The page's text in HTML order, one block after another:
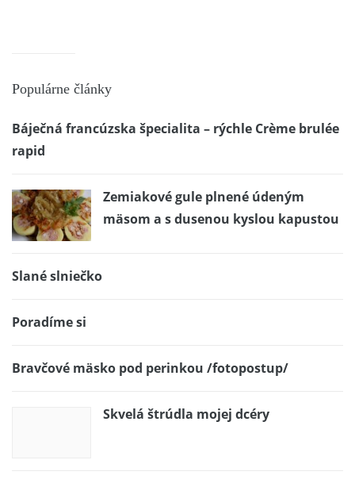
Populárne články
Báječná francúzska špecialita – rýchle Crème brulée
rapid
Zemiakové gule plnené údeným
mäsom a s dusenou kyslou kapustou
Slané slniečko
Poradíme si
Bravčové mäsko pod perinkou /fotopostup/
Skvelá štrúdla mojej dcéry